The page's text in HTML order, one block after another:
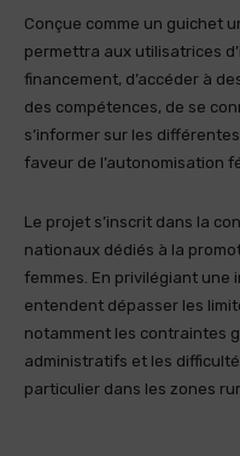
Conçue comme un guichet
permettra aux utilisatrices
financement, d’accéder à
des compétences, de se
s’informer sur les
faveur de l’autonomisation
Le projet s’inscrit dans la
nationaux dédiés à la
femmes. En privilégiant
entendent dépasser les
notamment les contraintes
administratifs et les
particulier dans les zones